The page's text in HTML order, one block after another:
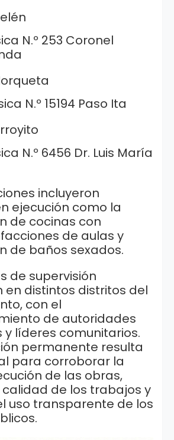
N.º 253 Coronel
N.º 15194 Paso Ita
N.º 6456 Dr. Luis María
incluyeron
ejecución como la
de cocinas con
de aulas y
de baños sexados.
de supervisión
en distintos distritos del
con el
de autoridades
y líderes comunitarios.
permanente resulta
para corroborar la
de las obras,
de los trabajos y
uso transparente de los